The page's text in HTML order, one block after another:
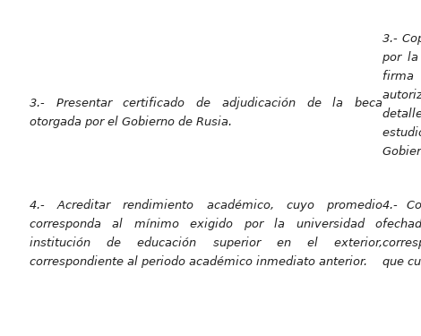
3.- Presentar certificado de adjudicación de la beca
otorgada por el Gobierno de Rusia.
3.-
por la
firma
4.- Acreditar rendimiento académico, cuyo promedio
corresponda al mínimo exigido por la universidad o
institución de educación superior en el exterior,
correspondiente al periodo académico inmediato anterior.
4.-
que